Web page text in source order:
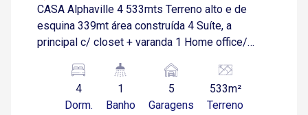
CASA Alphaville 4 533mts Terreno alto e de
esquina 339mt área construída 4 Suíte, a
principal c/ closet + varanda 1 Home office/
de TV Cozinha integrada Area gourmet integrada
Lavanderia + banh. de serviço Deposito 5 vagas
(3 cobertas) Piscina Projeto e execuc?a?o de
4
Dorm.
1
Banho
5
Garagens
533m²
Terreno